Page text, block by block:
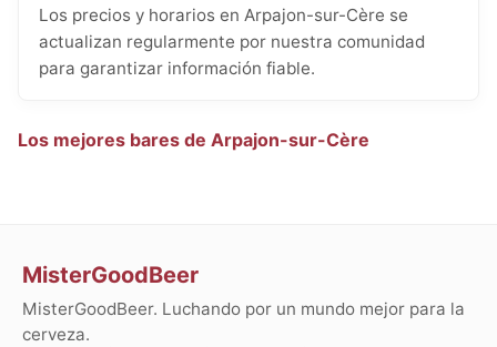
Los precios y horarios en Arpajon-sur-Cère se
actualizan regularmente por nuestra comunidad
para garantizar información fiable.
Los mejores bares de Arpajon-sur-Cère
MisterGoodBeer
MisterGoodBeer. Luchando por un mundo mejor para la
cerveza.